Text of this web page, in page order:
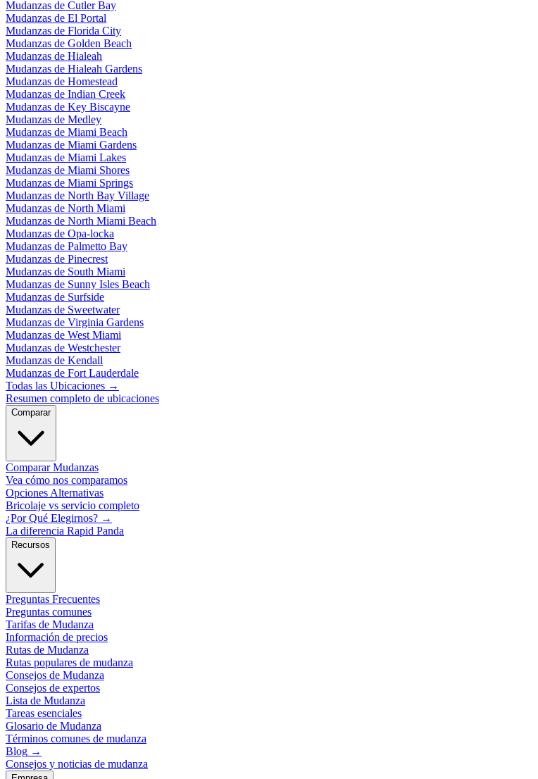
Mudanzas de Cutler Bay
Mudanzas de El Portal
Mudanzas de Florida City
Mudanzas de Golden Beach
Mudanzas de Hialeah
Mudanzas de Hialeah Gardens
Mudanzas de Homestead
Mudanzas de Indian Creek
Mudanzas de Key Biscayne
Mudanzas de Medley
Mudanzas de Miami Beach
Mudanzas de Miami Gardens
Mudanzas de Miami Lakes
Mudanzas de Miami Shores
Mudanzas de Miami Springs
Mudanzas de North Bay Village
Mudanzas de North Miami
Mudanzas de North Miami Beach
Mudanzas de Opa-locka
Mudanzas de Palmetto Bay
Mudanzas de Pinecrest
Mudanzas de South Miami
Mudanzas de Sunny Isles Beach
Mudanzas de Surfside
Mudanzas de Sweetwater
Mudanzas de Virginia Gardens
Mudanzas de West Miami
Mudanzas de Westchester
Mudanzas de Kendall
Mudanzas de Fort Lauderdale
Todas las Ubicaciones →
Resumen completo de ubicaciones
Comparar
Comparar Mudanzas
Vea cómo nos comparamos
Opciones Alternativas
Bricolaje vs servicio completo
¿Por Qué Elegirnos? →
La diferencia Rapid Panda
Recursos
Preguntas Frecuentes
Preguntas comunes
Tarifas de Mudanza
Información de precios
Rutas de Mudanza
Rutas populares de mudanza
Consejos de Mudanza
Consejos de expertos
Lista de Mudanza
Tareas esenciales
Glosario de Mudanza
Términos comunes de mudanza
Blog →
Consejos y noticias de mudanza